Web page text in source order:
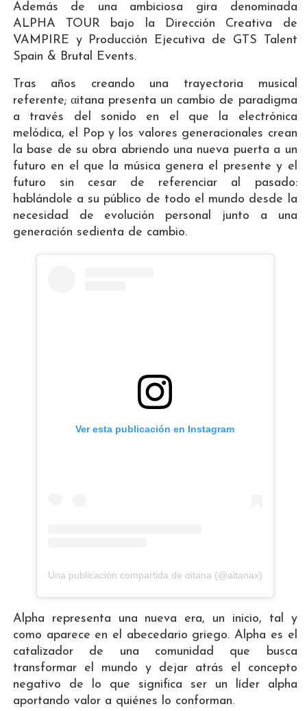
Además de una ambiciosa gira denominada
ALPHA TOUR bajo la Dirección Creativa de
VAMPIRE y Producción Ejecutiva de GTS Talent
Spain & Brutal Events.
Tras años creando una trayectoria musical
referente; αitana presenta un cambio de paradigma
a través del sonido en el que la electrónica
melódica, el Pop y los valores generacionales crean
la base de su obra abriendo una nueva puerta a un
futuro en el que la música genera el presente y el
futuro sin cesar de referenciar al pasado:
hablándole a su público de todo el mundo desde la
necesidad de evolución personal junto a una
generación sedienta de cambio.
Ver esta publicación en Instagram
Una publicación compartida de αitana (@aitanax)
Alpha representa una nueva era, un inicio, tal y
como aparece en el abecedario griego. Alpha es el
catalizador de una comunidad que busca
transformar el mundo y dejar atrás el concepto
negativo de lo que significa ser un líder alpha
aportando valor a quiénes lo conforman.